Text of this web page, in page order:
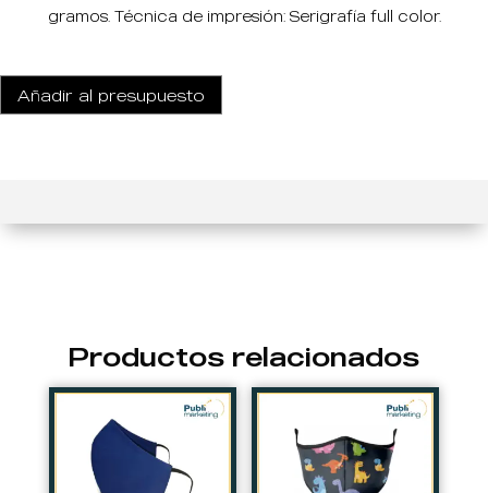
gramos. Técnica de impresión: Serigrafía full color.
Añadir al presupuesto
Productos relacionados